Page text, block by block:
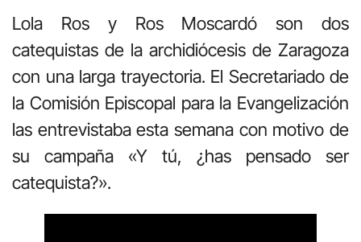
Lola Ros y Ros Moscardó son dos
catequistas de la archidiócesis de Zaragoza
con una larga trayectoria. El Secretariado de
la Comisión Episcopal para la Evangelización
las entrevistaba esta semana con motivo de
su campaña «Y tú, ¿has pensado ser
catequista?».